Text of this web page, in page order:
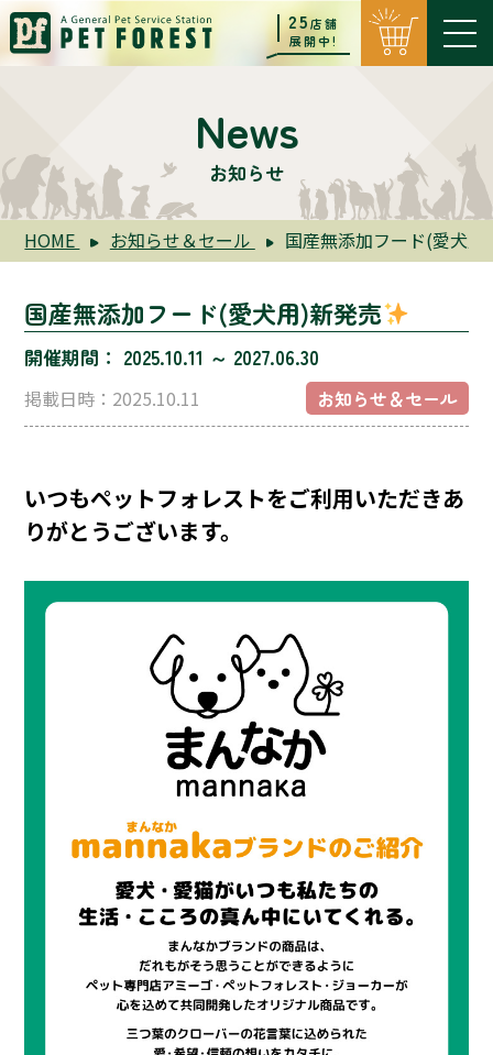
25店舗
展開中!
News
お知らせ
HOME お知らせ＆セール 国産無添加フード(愛犬用
国産無添加フード(愛犬用)新発売
開催期間： 2025.10.11 ～ 2027.06.30
掲載日時：2025.10.11 お知らせ＆セール
いつもペットフォレストをご利用いただきあ
りがとうございます。